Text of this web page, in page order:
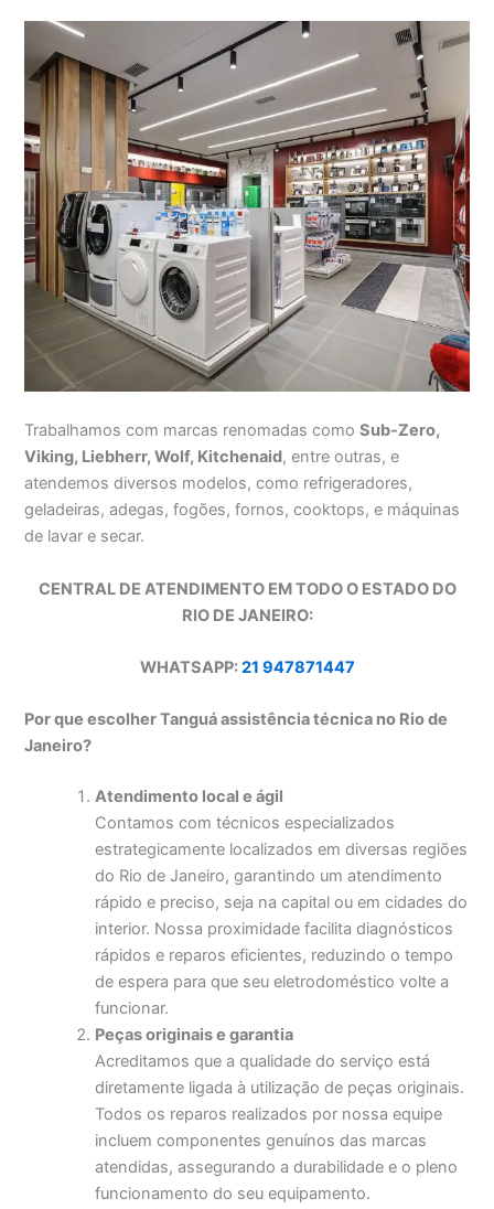
Trabalhamos com marcas renomadas comoSub-Zero,
Viking, Liebherr, Wolf, Kitchenaid, entre outras, e
atendemos diversos modelos, como refrigeradores,
geladeiras, adegas, fogões, fornos, cooktops, e máquinas
de lavar e secar.
CENTRAL DE ATENDIMENTO EM TODO O ESTADO DO
RIO DE JANEIRO:
WHATSAPP:21 947871447
Por que escolher Tanguá assistência técnica no Rio de
Janeiro?
Atendimento local e ágil
Contamos com técnicos especializados
estrategicamente localizados em diversas regiões
do Rio de Janeiro, garantindo um atendimento
rápido e preciso, seja na capital ou em cidades do
interior. Nossa proximidade facilita diagnósticos
rápidos e reparos eficientes, reduzindo o tempo
de espera para que seu eletrodoméstico volte a
funcionar.
Peças originais e garantia
Acreditamos que a qualidade do serviço está
diretamente ligada à utilização de peças originais.
Todos os reparos realizados por nossa equipe
incluem componentes genuínos das marcas
atendidas, assegurando a durabilidade e o pleno
funcionamento do seu equipamento.